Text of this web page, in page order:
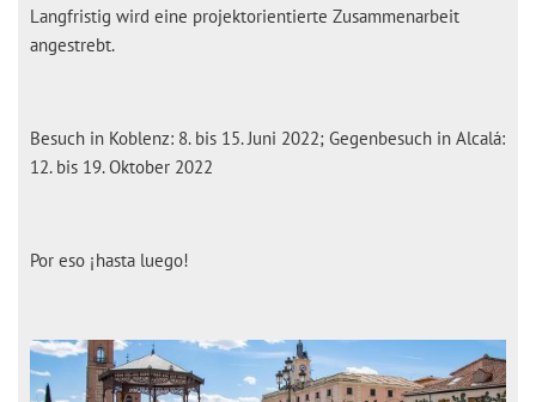
Langfristig wird eine projektorientierte Zusammenarbeit
angestrebt.
Besuch in Koblenz: 8. bis 15. Juni 2022; Gegenbesuch in Alcalá:
12. bis 19. Oktober 2022
Por eso ¡hasta luego!